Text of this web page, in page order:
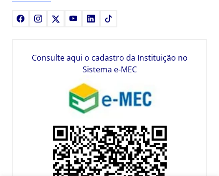
FacebookInstagram YoutubeLinkedIn
Consulte aqui o cadastro da Instituição no
Sistema e-MEC